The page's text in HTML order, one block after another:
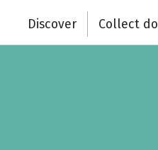
Discover Collect
Close